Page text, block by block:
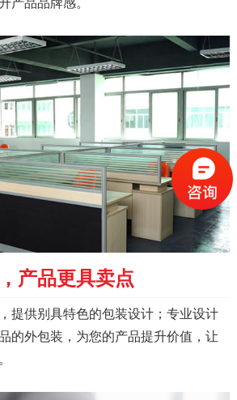
产品品牌感。
产品更具卖点
提供别具特色的包装设计；专业设计
的外包装，为您的产品提升价值，让